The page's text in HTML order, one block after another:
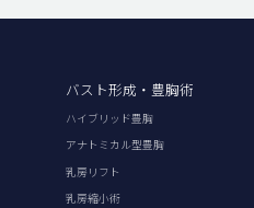
バスト形成・豊胸術
ハイブリッド豊胸
アナトミカル型豊胸
乳房リフト
乳房縮小術